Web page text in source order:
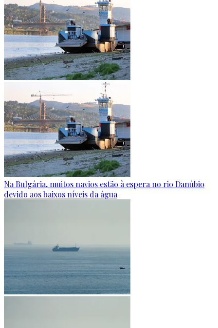
Na Bulgária, muitos navios estão à espera no rio Danúbio
devido aos baixos níveis da água